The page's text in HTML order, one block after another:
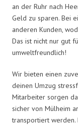
an der Ruhr nach
Geld zu sparen. Bei
anderen Kunden,
Das ist nicht nur gut
umweltfreundlich!
Wir bieten einen
deinen Umzug
Mitarbeiter sorgen
sicher von Mülheim
transportiert werden.